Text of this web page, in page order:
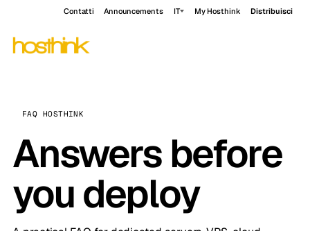
Contatti Announcements IT My Hosthink Distribuisci
FAQ HOSTHINK
Answers before
you deploy